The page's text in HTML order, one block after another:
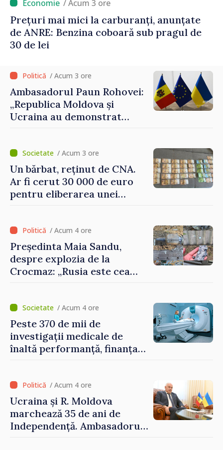
/ Acum 3 ore
Prețuri mai mici la carburanți, anunțate
de ANRE: Benzina coboară sub pragul de
30 de lei
/ Acum 3 ore
Ambasadorul Paun Rohovei:
„Republica Moldova și
Ucraina au demonstrat
europeană”/ Acum 3 ore
Un bărbat, reținut de CNA.
Ar fi cerut 30 000 de euro
pentru eliberarea unei
/ Acum 4 ore
Președinta Maia Sandu,
despre explozia de la
Crocmaz: „Rusia este cea
poartă întreaga vină pentru
pericolul adus la casele
oamenilor noștri”
/ Acum 4 ore
Peste 370 de mii de
investigații medicale de
înaltă performanță, finanțate
/ Acum 4 ore
Ucraina și R. Moldova
marchează 35 de ani de
Independență. Ambasadorul